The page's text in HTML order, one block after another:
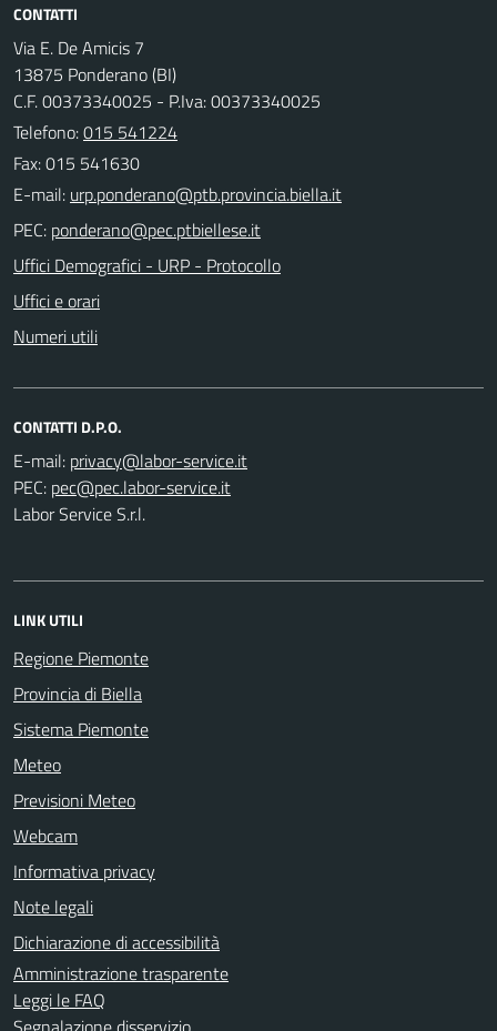
CONTATTI
Via E. De Amicis 7
13875 Ponderano (BI)
C.F. 00373340025 - P.Iva: 00373340025
Telefono:015 541224
Fax: 015 541630
E-mail:
PEC:
Uffici Demografici - URP - Protocollo
Uffici e orari
Numeri utili
CONTATTI D.P.O.
E-mail:
PEC:
Labor Service S.r.l.
LINK UTILI
Regione Piemonte
Provincia di Biella
Sistema Piemonte
Meteo
Previsioni Meteo
Webcam
Informativa privacy
Note legali
Dichiarazione di accessibilità
Amministrazione trasparente
Leggi le FAQ